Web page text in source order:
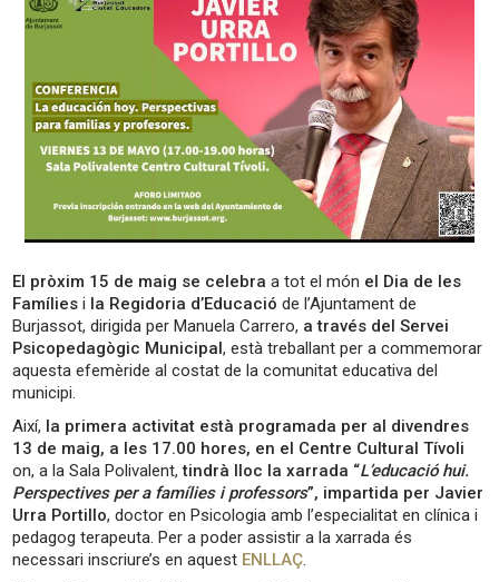
El pròxim 15 de maig se celebra a tot el món el Dia de les
Famílies i la Regidoria d’Educació de l’Ajuntament de
Burjassot, dirigida per Manuela Carrero, a través del Servei
Psicopedagògic Municipal, està treballant per a commemorar
aquesta efemèride al costat de la comunitat educativa del
municipi.
Així, la primera activitat està programada per al divendres
13 de maig, a les 17.00 hores, en el Centre Cultural Tívoli
on, a la Sala Polivalent,tindrà lloc la xarrada “L’educació hui.
Perspectives per a famílies i professors”, impartida per Javier
Urra Portillo, doctor en Psicologia amb l’especialitat en clínica i
pedagog terapeuta. Per a poder assistir a la xarrada és
necessari inscriure’s en aquest ENLLAÇ.